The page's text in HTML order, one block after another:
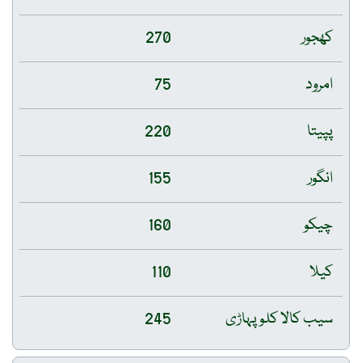
کھجور
270
امرود
75
پپیتا
220
انگور
155
چیکو
160
کیلا
110
سیب کالا کلو پہاڑی
245